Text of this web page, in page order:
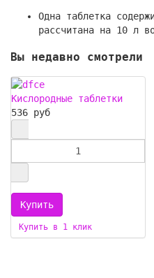
Одна таблетка
рассчитана на 10 л
Вы недавно смотрели
Кислородные таблетки
536 руб
Купить в 1 клик